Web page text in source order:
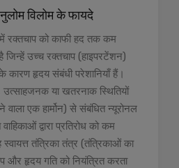
विलोम के फायदे
रक्तचाप को काफी हद तक कम
उच्च रक्तचाप (हाइपरटेंशन)
हृदय संबंधी परेशानियाँ हैं।
उत्साहजनक या खतरनाक स्थितियों
वाला एक हार्मोन) से संबंधित न्यूरोनल
द्वारा प्रतिरोध को कम
तंत्रिका तंत्र (तंत्रिकाओं का
और हृदय गति को नियंत्रित करता